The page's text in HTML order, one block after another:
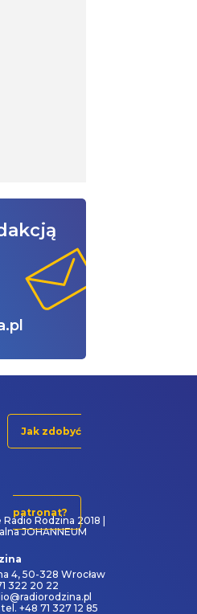
Jak zdobyć
patronat?
Rodzina 2018 |
JOHANNEUM
4, 50-328 Wrocław
322 20 22
+48 71 327 12 85